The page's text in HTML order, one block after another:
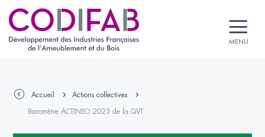
MENU
Accueil Actions collectives
Baromètre ACTINEO 2023 de la QVT